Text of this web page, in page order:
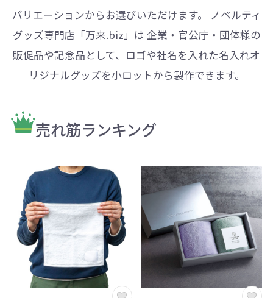
バリエーションからお選びいただけます。 ノベルティ
グッズ専門店「万来.biz」は 企業・官公庁・団体様の
販促品や記念品として、ロゴや社名を入れた名入れオ
リジナルグッズを小ロットから製作できます。
売れ筋ランキング